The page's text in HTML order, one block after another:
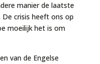
manier de laatste
De crisis heeft ons op
moeilijk het is om
van de Engelse